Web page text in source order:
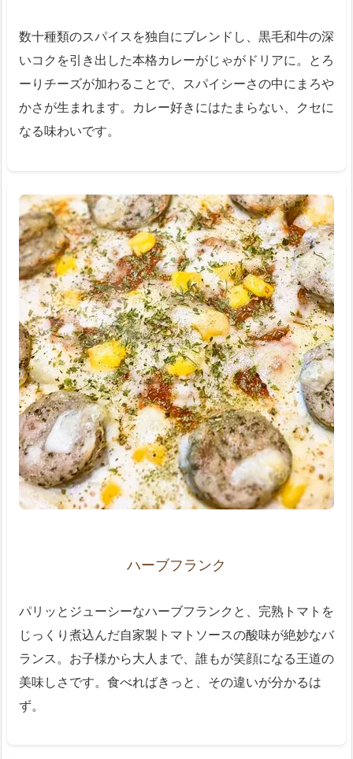
数十種類のスパイスを独自にブレンドし、黒毛和牛の深
いコクを引き出した本格カレーがじゃがドリアに。とろ
ーりチーズが加わることで、スパイシーさの中にまろや
かさが生まれます。カレー好きにはたまらない、クセに
なる味わいです。
ハーブフランク
パリッとジューシーなハーブフランクと、完熟トマトを
じっくり煮込んだ自家製トマトソースの酸味が絶妙なバ
ランス。お子様から大人まで、誰もが笑顔になる王道の
美味しさです。食べればきっと、その違いが分かるは
ず。